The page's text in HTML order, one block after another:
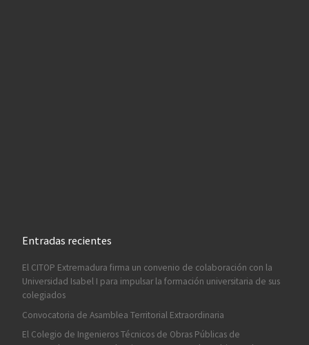
Entradas recientes
El CITOP Extremadura firma un convenio de colaboración con la
Universidad Isabel I para impulsar la formación universitaria de sus
colegiados
Convocatoria de Asamblea Territorial Extraordinaria
El Colegio de Ingenieros Técnicos de Obras Públicas de